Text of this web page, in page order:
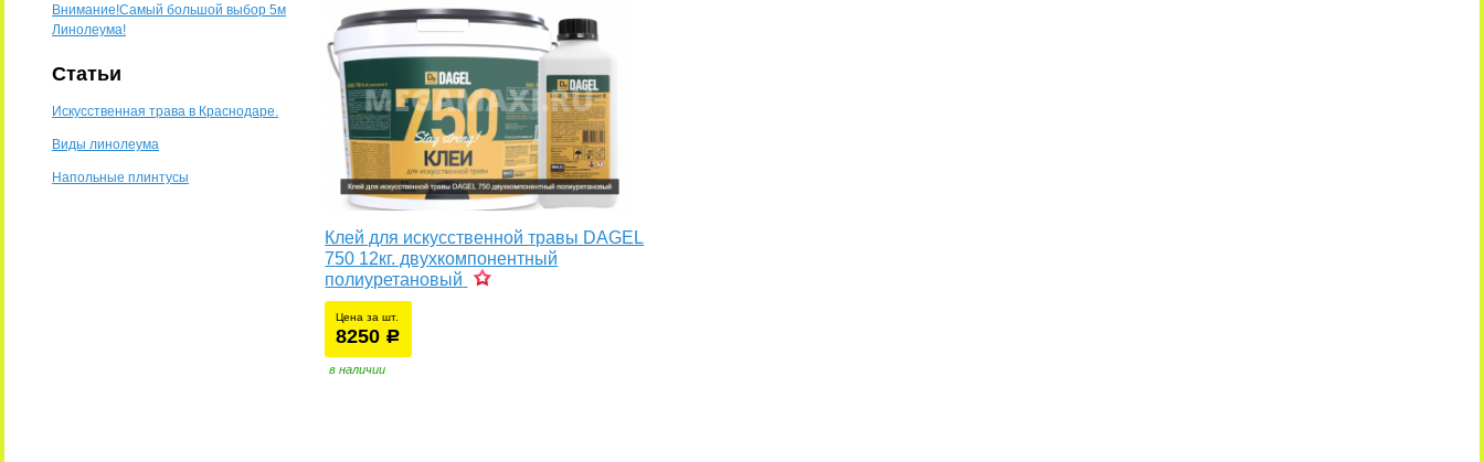
Внимание!Самый большой выбор 5м
Линолеума!
Статьи
Искусственная трава в Краснодаре.
Виды линолеума
Напольные плинтусы
Клей для искусственной травы DAGEL
750 12кг. двухкомпонентный
полиуретановый
Цена за шт.
8250 р
в наличии